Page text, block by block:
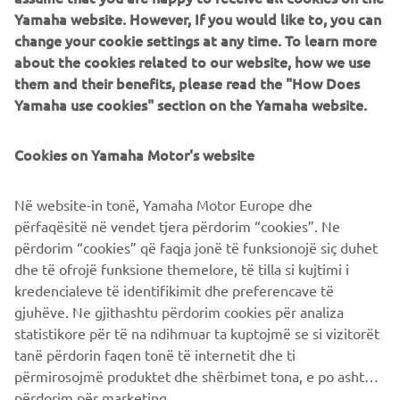
XSR700 MODELLO DI SERIE
Yamaha website. However, If you would like to, you can
change your cookie settings at any time. To learn more
about the cookies related to our website, how we use
them and their benefits, please read the "How Does
Yamaha use cookies" section on the Yamaha website.
Cookies on Yamaha Motor's website
Në website-in tonë, Yamaha Motor Europe dhe
përfaqësitë në vendet tjera përdorim “cookies”. Ne
përdorim “cookies” që faqja jonë të funksionojë siç duhet
dhe të ofrojë funksione themelore, të tilla si kujtimi i
kredencialeve të identifikimit dhe preferencave të
gjuhëve. Ne gjithashtu përdorim cookies për analiza
statistikore për të na ndihmuar ta kuptojmë se si vizitorët
tanë përdorin faqen tonë të internetit dhe ti
përmirosojmë produktet dhe shërbimet tona, e po ashtu ti